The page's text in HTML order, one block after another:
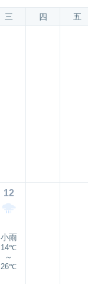
三 四 五
12
小雨
14℃
～
26℃